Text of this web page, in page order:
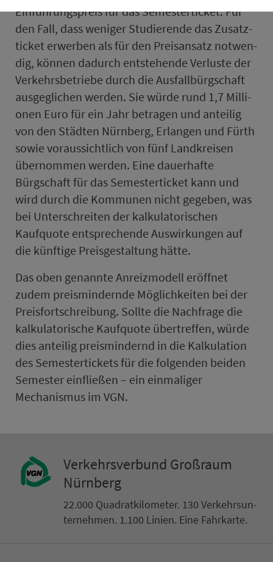
Einführungspreis für das Se­mes­ter­ti­cket. Für
den Fall, dass weniger Stu­die­rende das Zu­satz­
ti­cket er­wer­ben als für den Preisansatz not­wen­
dig, können dadurch entstehende Verluste der
Verkehrsbetriebe durch die Ausfallbürgschaft
ausgeglichen werden. Sie würde rund 1,7 Mil­li­
onen Euro für ein Jahr betragen und anteilig
von den Städten Nürn­berg, Erlangen und Fürth
sowie voraussichtlich von fünf Land­kreisen
über­nom­men werden. Eine dauerhafte
Bürgschaft für das Se­mes­ter­ti­cket kann und
wird durch die Kommunen nicht gegeben, was
bei Unterschreiten der kalkulatorischen
Kaufquote ent­spre­chende Auswirkungen auf
die künftige Preis­ge­stal­tung hätte.
Das oben genannte Anreizmodell eröffnet
zudem preismindernde Möglichkeiten bei der
Preisfortschreibung. Sollte die Nachfrage die
kalkulatorische Kaufquote übertreffen, würde
dies anteilig preismindernd in die Kalkulation
des Se­mes­ter­ti­ckets für die folgenden beiden
Se­mes­ter einfließen – ein ein­ma­liger
Mechanismus im VGN.
Ver­kehrs­ver­bund Groß­raum
Nürn­berg
22.000 Qua­drat­ki­lo­me­ter. 130 Ver­kehrs­un­
ter­neh­men. 1.100 Linien. Eine Fahr­kar­te.